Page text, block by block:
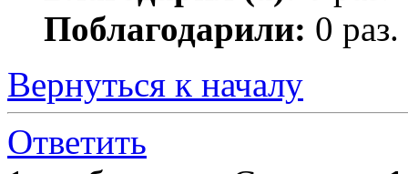
Поблагодарили: 0 раз.
Вернуться к началу
Ответить